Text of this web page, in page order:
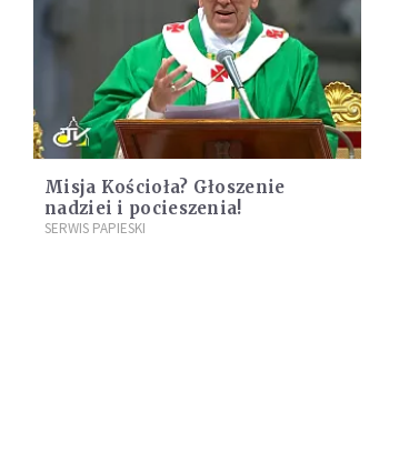
Misja Kościoła? Głoszenie
nadziei i pocieszenia!
SERWIS PAPIESKI